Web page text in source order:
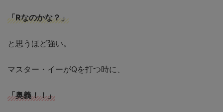
「Rなのかな？」
と思うほど強い。
マスター・イーがQを打つ時に、
「奥義！！」